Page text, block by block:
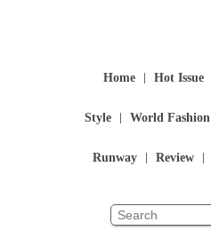
Home Hot Issue
Style World Fashion
Runway Review